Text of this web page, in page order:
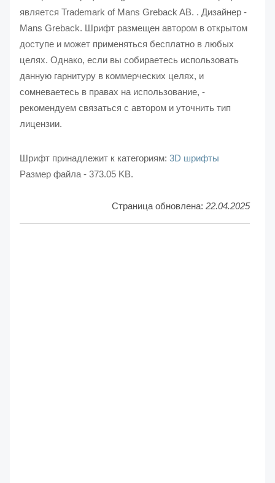
является Trademark of Mans Greback AB. . Дизайнер -
Mans Greback. Шрифт размещен автором в открытом
доступе и может применяться бесплатно в любых
целях. Однако, если вы собираетесь использовать
данную гарнитуру в коммерческих целях, и
сомневаетесь в правах на использование, -
рекомендуем связаться с автором и уточнить тип
лицензии.
Шрифт принадлежит к категориям: 3D шрифты
Размер файла - 373.05 KB.
Страница обновлена: 22.04.2025